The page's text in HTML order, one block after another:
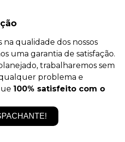
qualidade dos nossos
uma garantia de satisfação.
trabalharemos sem
problema e
100% satisfeito com o